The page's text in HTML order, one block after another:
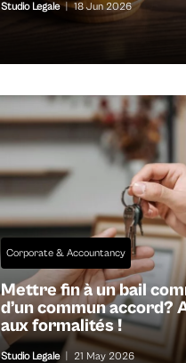
Studio Legale | 18 Jun 2026
Corporate & Accountancy
Mettre fin à un bail
d’un commun accord?
aux formalités !
Studio Legale 21 May 2026